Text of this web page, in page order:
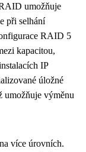
umožňuje
při selhání
RAID 5
kapacitou,
IP
úložné
umožňuje výměnu
více úrovních.